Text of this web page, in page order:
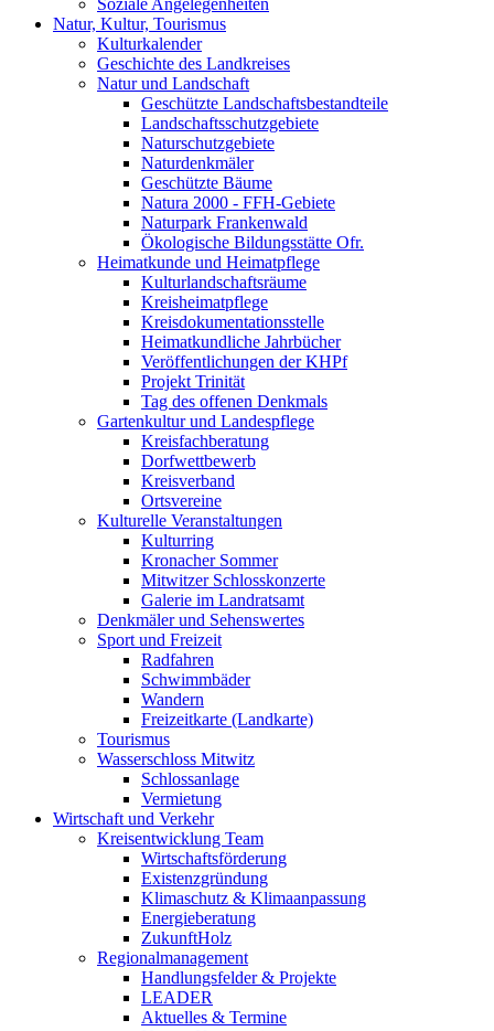
Soziale Angelegenheiten
Natur, Kultur, Tourismus
Kulturkalender
Geschichte des Landkreises
Natur und Landschaft
Geschützte Landschaftsbestandteile
Landschaftsschutzgebiete
Naturschutzgebiete
Naturdenkmäler
Geschützte Bäume
Natura 2000 - FFH-Gebiete
Naturpark Frankenwald
Ökologische Bildungsstätte Ofr.
Heimatkunde und Heimatpflege
Kulturlandschaftsräume
Kreisheimatpflege
Kreisdokumentationsstelle
Heimatkundliche Jahrbücher
Veröffentlichungen der KHPf
Projekt Trinität
Tag des offenen Denkmals
Gartenkultur und Landespflege
Kreisfachberatung
Dorfwettbewerb
Kreisverband
Ortsvereine
Kulturelle Veranstaltungen
Kulturring
Kronacher Sommer
Mitwitzer Schlosskonzerte
Galerie im Landratsamt
Denkmäler und Sehenswertes
Sport und Freizeit
Radfahren
Schwimmbäder
Wandern
Freizeitkarte (Landkarte)
Tourismus
Wasserschloss Mitwitz
Schlossanlage
Vermietung
Wirtschaft und Verkehr
Kreisentwicklung Team
Wirtschaftsförderung
Existenzgründung
Klimaschutz & Klimaanpassung
Energieberatung
ZukunftHolz
Regionalmanagement
Handlungsfelder & Projekte
LEADER
Aktuelles & Termine